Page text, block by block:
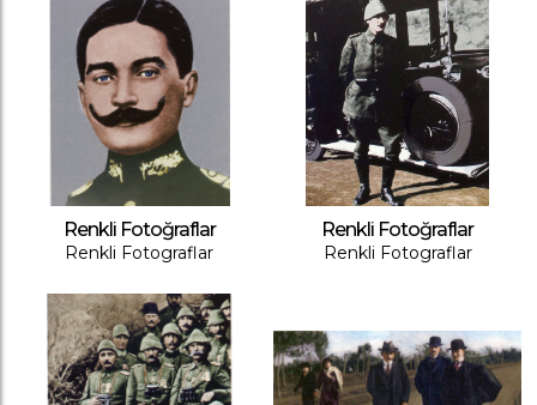
Renkli Fotoğraflar
Renkli Fotograflar
Renkli Fotoğraflar
Renkli Fotograflar